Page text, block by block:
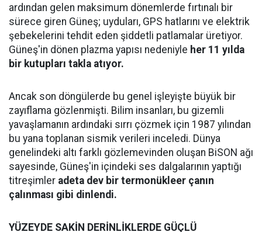
ardından gelen maksimum dönemlerde fırtınalı bir
sürece giren Güneş; uyduları, GPS hatlarını ve elektrik
şebekelerini tehdit eden şiddetli patlamalar üretiyor.
Güneş'in dönen plazma yapısı nedeniyle her 11 yılda
bir kutupları takla atıyor.
Ancak son döngülerde bu genel işleyişte büyük bir
zayıflama gözlenmişti. Bilim insanları, bu gizemli
yavaşlamanın ardındaki sırrı çözmek için 1987 yılından
bu yana toplanan sismik verileri inceledi. Dünya
genelindeki altı farklı gözlemevinden oluşan BiSON ağı
sayesinde, Güneş'in içindeki ses dalgalarının yaptığı
titreşimler adeta dev bir termonükleer çanın
çalınması gibi dinlendi.
YÜZEYDE SAKİN DERİNLİKLERDE GÜÇLÜ